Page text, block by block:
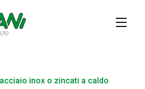
inox o zincati a caldo